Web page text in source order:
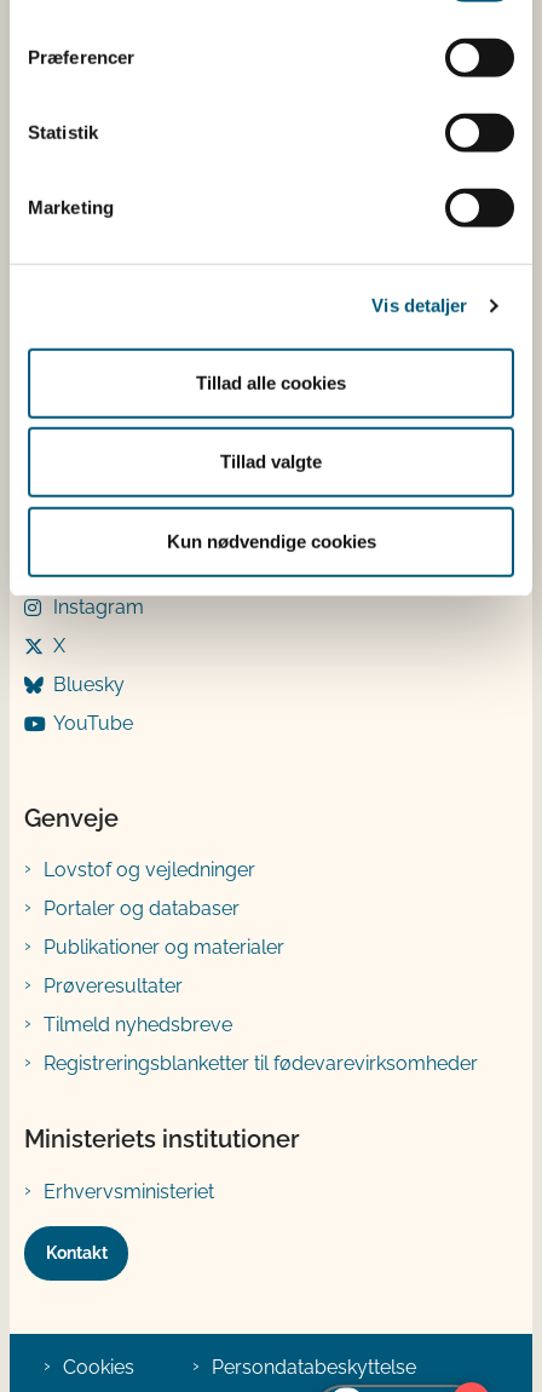
Præferencer
Statistik
Marketing
Vis detaljer
Tillad alle cookies
Tillad valgte
Kun nødvendige cookies
Stationsparken 31-33
Tlf. 72 2​​​7 69 00
Betaling af regning
Åben:
Onsdag: 9-12
Torsdag: 9-12 og 13-15
Facebook
Instagram
X
Bluesky
YouTube
Genveje
Lovstof og vejledninger
Portaler og databaser
Publikationer og materialer
Prøveresultater
Tilmeld nyhedsbreve
Registreringsblanketter til fødevarevirksomheder
Ministeriets institutioner
Erhvervsministeriet
Kontakt
Cookies Persondatabeskyttelse